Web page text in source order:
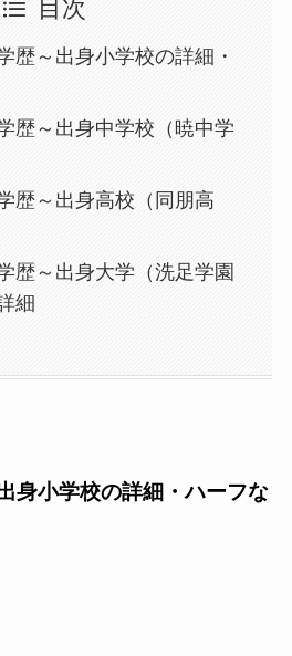
目次
歴～出身小学校の詳細・
歴～出身中学校（暁中学
歴～出身高校（同朋高
歴～出身大学（洗足学園
細
身小学校の詳細・ハーフな